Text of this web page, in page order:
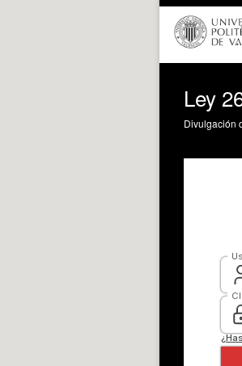
Ley
Divulgación